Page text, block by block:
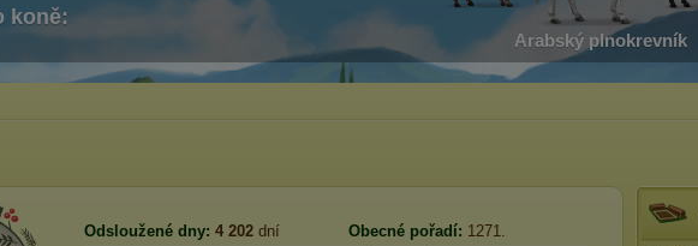
koně:
Arabský plnokrevník
Odsloužené dny: 4 202 dní Obecné pořadí: 1271.